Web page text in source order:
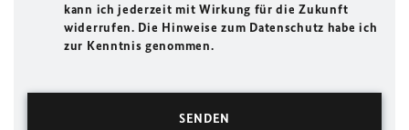
kann ich jederzeit mit Wirkung für die Zukunft
widerrufen. Die Hinweise zum Datenschutz habe ich
zur Kenntnis genommen.